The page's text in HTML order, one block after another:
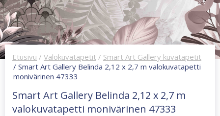
Etusivu / Valokuvatapetit / Smart Art Gallery kuvatapetit
/ Smart Art Gallery Belinda 2,12 x 2,7 m valokuvatapetti
monivärinen 47333
Smart Art Gallery Belinda 2,12 x 2,7 m
valokuvatapetti monivärinen 47333